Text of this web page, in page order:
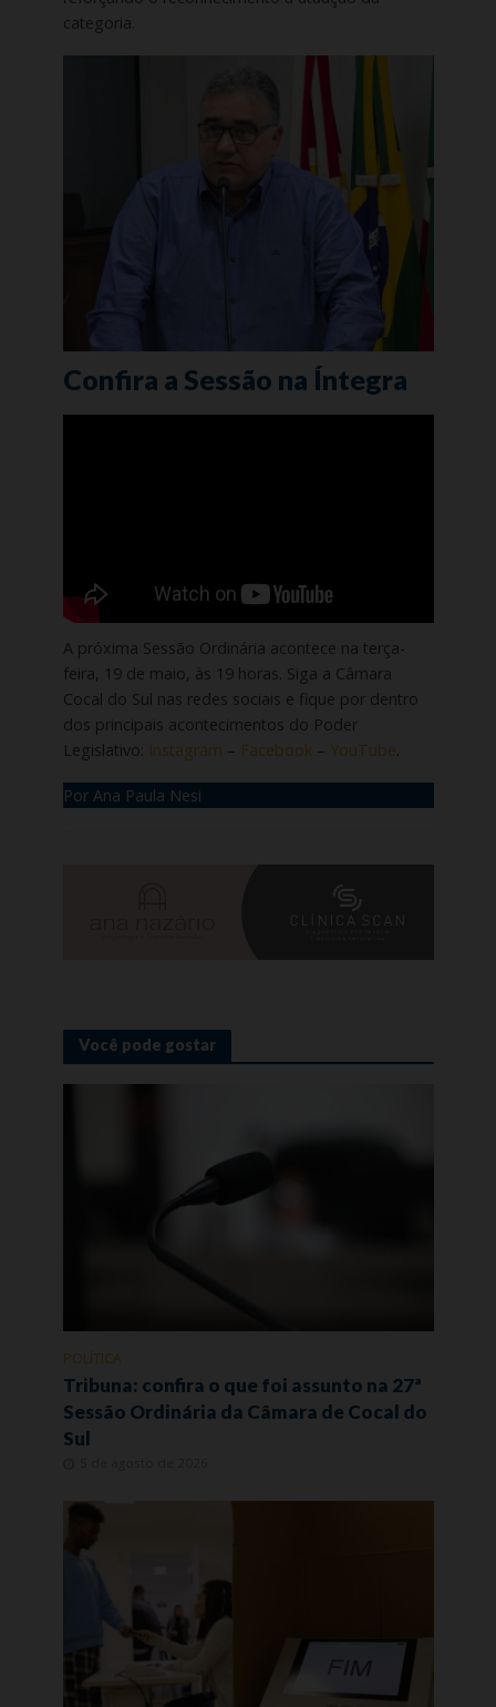
categoria.
Confira a Sessão na Íntegra
A próxima Sessão Ordinária acontece na terça-
feira, 19 de maio, às 19 horas. Siga a Câmara
Cocal do Sul nas redes sociais e fique por dentro
dos principais acontecimentos do Poder
Legislativo: Instagram – Facebook – YouTube
Por Ana Paula Nesi
Você pode gostar
POLÍTICA
Tribuna: confira o que foi assunto na 27ª
Sessão Ordinária da Câmara de Cocal do
Sul